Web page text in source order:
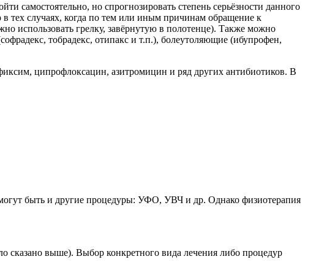
самостоятельно, но спрогнозировать степень серьёзности данного
в тех случаях, когда по тем или иным причинам обращение к
использовать грелку, завёрнутую в полотенце). Также можно
тобрадекс, отипакс и т.п.), болеутоляющие (ибупрофен,
ципрофлоксацин, азитромицин и ряд других антибиотиков. В
быть и другие процедуры: УФО, УВЧ и др. Однако физиотерапия
сказано выше). Выбор конкретного вида лечения либо процедур